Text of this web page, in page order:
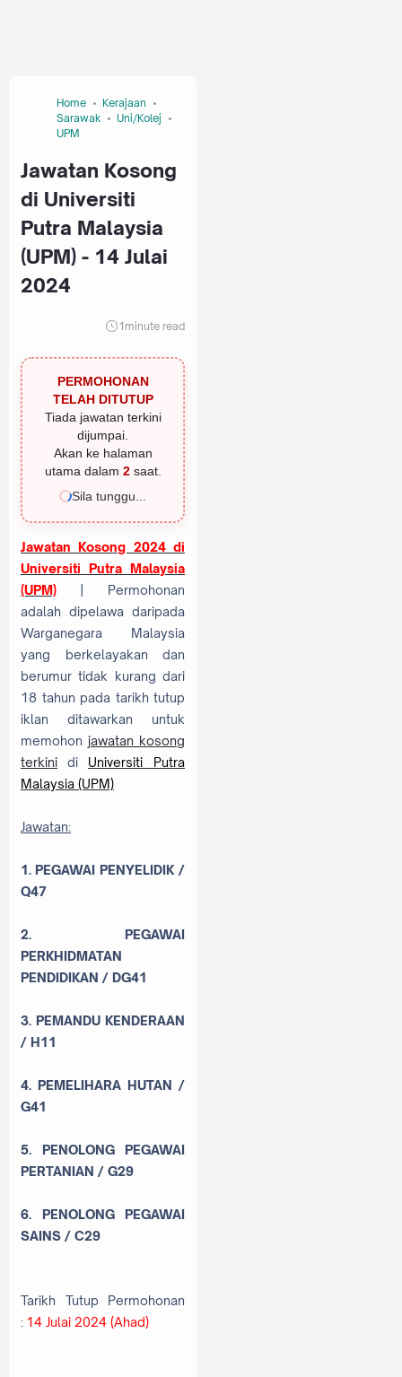
Home
Kerajaan
Sarawak
Uni/Kolej
UPM
Jawatan Kosong
di Universiti
Putra Malaysia
(UPM) - 14 Julai
2024
1 minute read
PERMOHONAN
TELAH DITUTUP
Tiada jawatan terkini
dijumpai.
Akan ke halaman
utama dalam 1saat.
Sila tunggu...
Jawatan Kosong 2024 di
Universiti Putra Malaysia
(UPM) | Permohonan
adalah dipelawa daripada
Warganegara Malaysia
yang berkelayakan dan
berumur tidak kurang dari
18 tahun pada tarikh tutup
iklan ditawarkan untuk
memohon jawatan kosong
terkini di Universiti Putra
Malaysia (UPM)
Jawatan:
1. PEGAWAI PENYELIDIK /
Q47
2. PEGAWAI
PERKHIDMATAN
PENDIDIKAN / DG41
3. PEMANDU KENDERAAN
/ H11
4. PEMELIHARA HUTAN /
G41
5. PENOLONG PEGAWAI
PERTANIAN / G29
6. PENOLONG PEGAWAI
SAINS / C29
Tarikh Tutup Permohonan
: 14 Julai 2024 (Ahad)